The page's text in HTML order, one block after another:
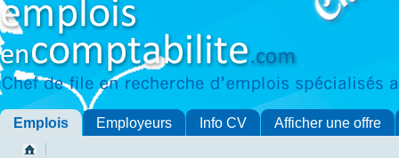
Emplois Employeurs Info CV Afficher une offre